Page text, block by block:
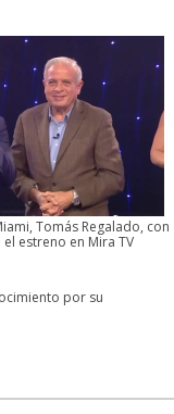
Tomás Regalado, con
estreno en Mira TV
por su